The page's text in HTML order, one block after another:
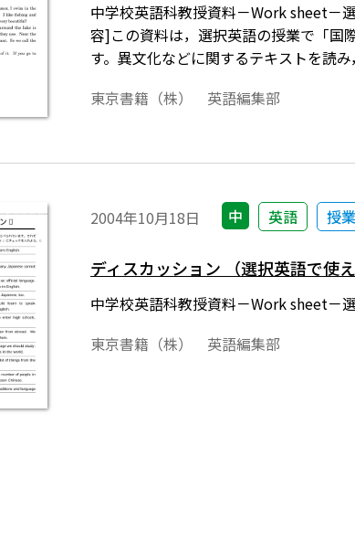
中学校英語科教授資料－Work sheet－
容]この資料は，選択英語の授業で「国
す。異文化などに関するテキストを読
※コピーして，授業でご利用ください。
東京書籍（株） 英語編集部
2004年10月18日 中 英語 授
ディスカッション （選択英語で使
中学校英語科教授資料－Work sheet－
東京書籍（株） 英語編集部